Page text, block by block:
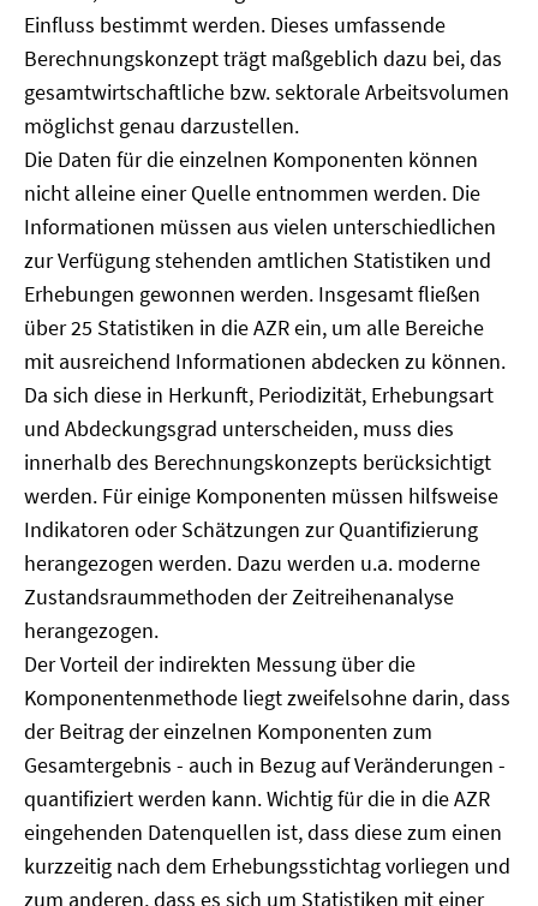
Einfluss bestimmt werden. Dieses umfassende
Berechnungskonzept trägt maßgeblich dazu bei, das
gesamtwirtschaftliche bzw. sektorale Arbeitsvolumen
möglichst genau darzustellen.
Die Daten für die einzelnen Komponenten können
nicht alleine einer Quelle entnommen werden. Die
Informationen müssen aus vielen unterschiedlichen
zur Verfügung stehenden amtlichen Statistiken und
Erhebungen gewonnen werden. Insgesamt fließen
über 25 Statistiken in die AZR ein, um alle Bereiche
mit ausreichend Informationen abdecken zu können.
Da sich diese in Herkunft, Periodizität, Erhebungsart
und Abdeckungsgrad unterscheiden, muss dies
innerhalb des Berechnungskonzepts berücksichtigt
werden. Für einige Komponenten müssen hilfsweise
Indikatoren oder Schätzungen zur Quantifizierung
herangezogen werden. Dazu werden u.a. moderne
Zustandsraummethoden der Zeitreihenanalyse
herangezogen.
Der Vorteil der indirekten Messung über die
Komponentenmethode liegt zweifelsohne darin, dass
der Beitrag der einzelnen Komponenten zum
Gesamtergebnis - auch in Bezug auf Veränderungen -
quantifiziert werden kann. Wichtig für die in die AZR
eingehenden Datenquellen ist, dass diese zum einen
kurzzeitig nach dem Erhebungsstichtag vorliegen und
zum anderen, dass es sich um Statistiken mit einer